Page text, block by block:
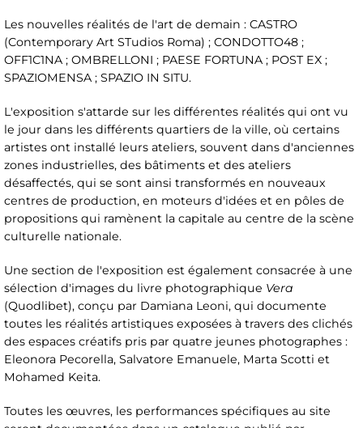
Les nouvelles réalités de l'art de demain : CASTRO
(Contemporary Art STudios Roma) ; CONDOTTO48 ;
OFF1C1NA ; OMBRELLONI ; PAESE FORTUNA ; POST EX ;
SPAZIOMENSA ; SPAZIO IN SITU.
L'exposition s'attarde sur les différentes réalités qui ont vu
le jour dans les différents quartiers de la ville, où certains
artistes ont installé leurs ateliers, souvent dans d'anciennes
zones industrielles, des bâtiments et des ateliers
désaffectés, qui se sont ainsi transformés en nouveaux
centres de production, en moteurs d'idées et en pôles de
propositions qui ramènent la capitale au centre de la scène
culturelle nationale.
Une section de l'exposition est également consacrée à une
sélection d'images du livre photographique Vera
(Quodlibet), conçu par Damiana Leoni, qui documente
toutes les réalités artistiques exposées à travers des clichés
des espaces créatifs pris par quatre jeunes photographes :
Eleonora Pecorella, Salvatore Emanuele, Marta Scotti et
Mohamed Keita.
Toutes les œuvres, les performances spécifiques au site